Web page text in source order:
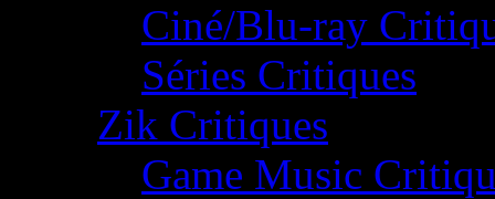
Ciné/Blu-ray
Séries Critiques
Zik Critiques
Game Music